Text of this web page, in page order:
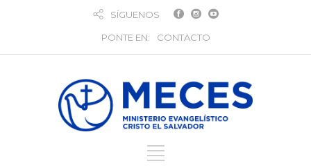
SÍGUENOS
PONTE EN: CONTACTO